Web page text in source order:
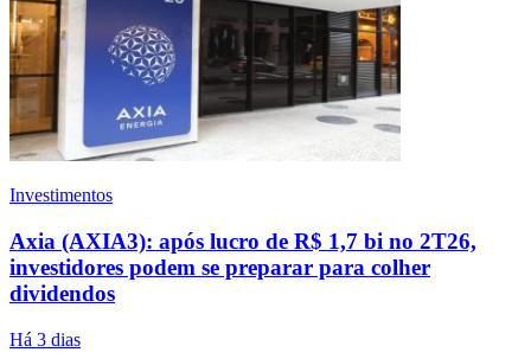
Investimentos
Axia (AXIA3): após lucro de R$ 1,7 bi no 2T26,
investidores podem se preparar para colher
dividendos
Há 3 dias